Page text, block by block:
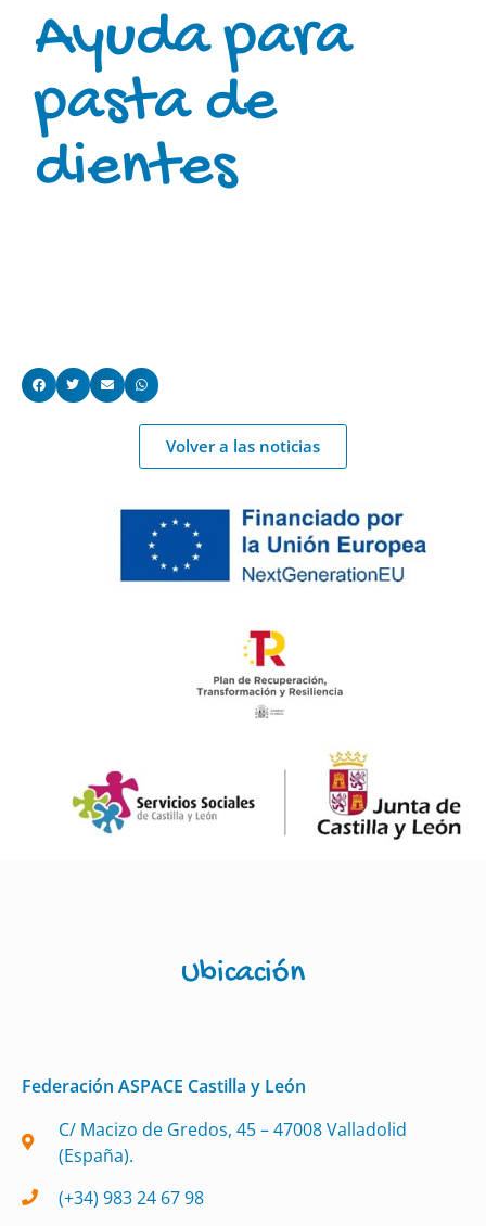
Ayuda para
pasta de
dientes
Volver a las noticias
Ubicación
Federación ASPACE Castilla y León
C/ Macizo de Gredos, 45 – 47008 Valladolid
(España).
(+34) 983 24 67 98